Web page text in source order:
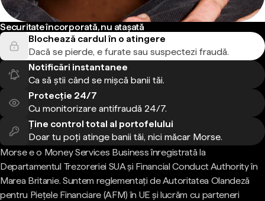
Securitate încorporată, nu atașată
Blochează cardul în o atingere
Dacă se pierde, e furate sau suspectezi fraudă.
Notificări instantanee
Ca să știi când se mișcă banii tăi.
Protecție 24/7
Cu monitorizare antifraudă 24/7.
Ține control total al portofelului
Doar tu poți atinge banii tăi, nici măcar Morse.
Morse e o Money Services Business înregistrată la
Departamentul Trezoreriei SUA și Financial Conduct Authority în
Marea Britanie. Suntem reglementați de Autoritatea Olandeză
pentru Piețele Financiare (AFM) în UE și lucrăm cu parteneri